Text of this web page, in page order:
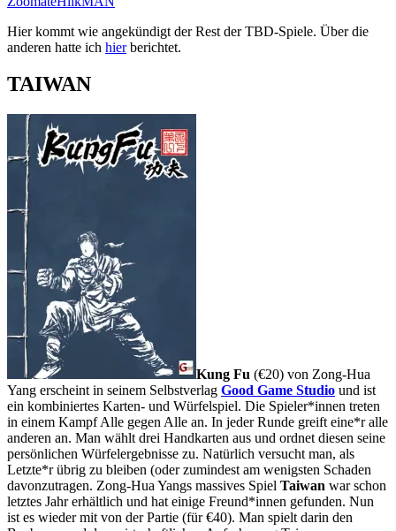
Hier kommt wie angekündigt der Rest der TBD-Spiele. Über die
anderen hatte ich hierberichtet.
TAIWAN
Kung Fu (€20) von Zong-Hua
Yang erscheint in seinem Selbstverlag Good Game Studio und ist
ein kombiniertes Karten- und Würfelspiel. Die Spieler*innen treten
in einem Kampf Alle gegen Alle an. In jeder Runde greift eine*r alle
anderen an. Man wählt drei Handkarten aus und ordnet diesen seine
persönlichen Würfelergebnisse zu. Natürlich versucht man, als
Letzte*r übrig zu bleiben (oder zumindest am wenigsten Schaden
davonzutragen. Zong-Hua Yangs massives Spiel Taiwan war schon
letztes Jahr erhältlich und hat einige Freund*innen gefunden. Nun
ist es wieder mit von der Partie (für €40). Man spielt darin den